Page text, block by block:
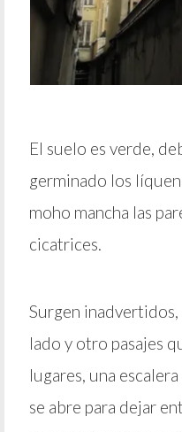
El suelo es verde,
germinado los
moho mancha las
cicatrices.
Surgen
lado y otro pasajes
lugares, una
se abre para dejar